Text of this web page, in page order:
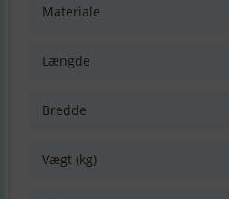
Materiale
Længde
Bredde
Vægt (kg)